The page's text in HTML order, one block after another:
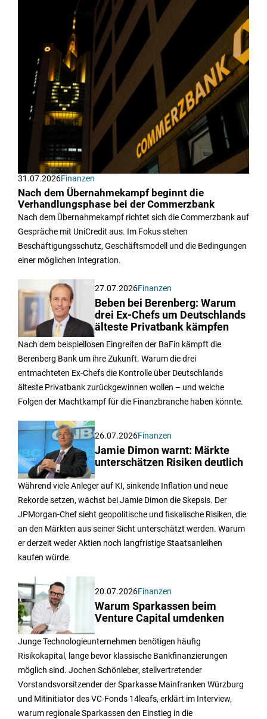
31.07.2026Finanzen
Nach dem Übernahmekampf beginnt die
Verhandlungsphase bei der Commerzbank
Nach dem Übernahmekampf richtet sich die Commerzbank auf
Gespräche mit UniCredit aus. Im Fokus stehen
Beschäftigungsschutz, Geschäftsmodell und die Bedingungen
einer möglichen Integration.
27.07.2026Finanzen
Beben bei Berenberg: Warum
drei Ex-Chefs um Deutschlands
älteste Privatbank kämpfen
Nach dem beispiellosen Eingreifen der BaFin kämpft die
Berenberg Bank um ihre Zukunft. Warum die drei
entmachteten Ex-Chefs die Kontrolle über Deutschlands
älteste Privatbank zurückgewinnen wollen – und welche
Folgen der Machtkampf für die Finanzbranche haben könnte.
26.07.2026Finanzen
Jamie Dimon warnt: Märkte
unterschätzen Risiken deutlich
Während viele Anleger auf KI, sinkende Inflation und neue
Rekorde setzen, wächst bei Jamie Dimon die Skepsis. Der
JPMorgan-Chef sieht geopolitische und fiskalische Risiken, die
an den Märkten aus seiner Sicht unterschätzt werden. Warum
er derzeit weder Aktien noch langfristige Staatsanleihen
kaufen würde.
20.07.2026Finanzen
Warum Sparkassen beim
Venture Capital umdenken
Junge Technologieunternehmen benötigen häufig
Risikokapital, lange bevor klassische Bankfinanzierungen
möglich sind. Jochen Schönleber, stellvertretender
Vorstandsvorsitzender der Sparkasse Mainfranken Würzburg
und Mitinitiator des VC-Fonds 14leafs, erklärt im Interview,
warum regionale Sparkassen den Einstieg in die